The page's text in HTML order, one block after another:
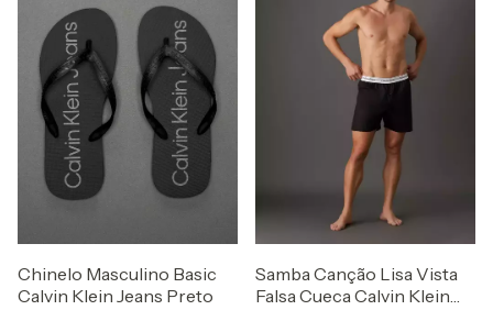
Chinelo Masculino Basic
Calvin Klein Jeans Preto
Samba Canção Lisa Vista
Falsa Cueca Calvin Klein